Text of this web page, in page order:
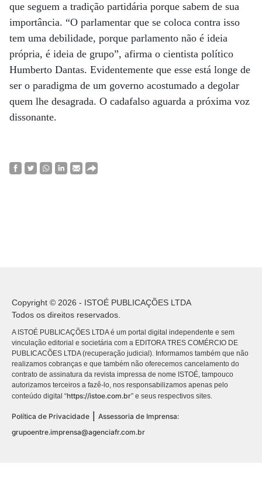
que seguem a tradição partidária porque sabem de sua
importância. “O parlamentar que se coloca contra isso
tem uma debilidade, porque parlamento não é ideia
própria, é ideia de grupo”, afirma o cientista político
Humberto Dantas. Evidentemente que esse está longe de
ser o paradigma de um governo acostumado a degolar
quem lhe desagrada. O cadafalso aguarda a próxima voz
dissonante.
Copyright © 2026 - ISTOÉ PUBLICAÇÕES LTDA
Todos os direitos reservados.
A ISTOÉ PUBLICAÇÕES LTDA é um portal digital independente e sem
vinculação editorial e societária com a EDITORA TRES COMÉRCIO DE
PUBLICACÕES LTDA (recuperação judicial). Informamos também que não
realizamos cobranças e que também não oferecemos cancelamento do
contrato de assinatura da revista impressa de nome ISTOÉ, tampouco
autorizamos terceiros a fazê-lo, nos responsabilizamos apenas pelo
conteúdo digital “https://istoe.com.br” e seus respectivos sites.
Política de Privacidade
Assessoria de Imprensa:
grupoentre.imprensa@agenciafr.com.br